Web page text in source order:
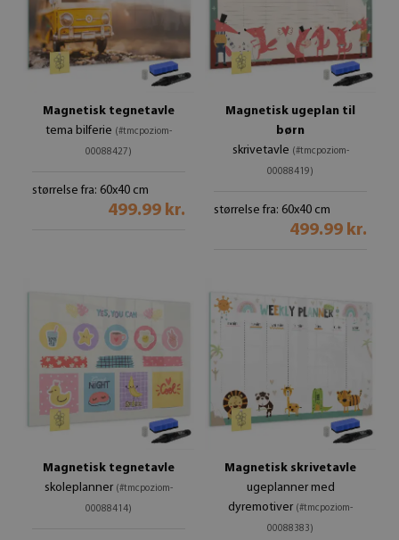
Magnetisk tegnetavle
tema bilferie (#tmcpoziom-
00088427)
størrelse fra: 60x40 cm
499.99 kr.
Magnetisk ugeplan til
børn
skrivetavle (#tmcpoziom-
00088419)
størrelse fra: 60x40 cm
499.99 kr.
Magnetisk tegnetavle
skoleplanner (#tmcpoziom-
00088414)
Magnetisk skrivetavle
ugeplanner med
dyremotiver (#tmcpoziom-
00088383)